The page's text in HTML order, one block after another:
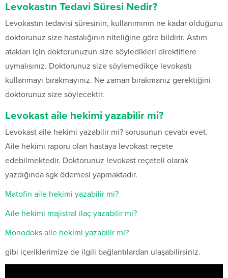
Levokastın Tedavi Süresi Nedir?
Levokastın tedavisi süresinin, kullanımının ne kadar olduğunu
doktorunuz size hastalığının niteliğine göre bildirir. Astım
atakları için doktorunuzun size söyledikleri direktiflere
uymalısınız. Doktorunuz size söylemedikçe levokastı
kullanmayı bırakmayınız. Ne zaman bırakmanız gerektiğini
doktorunuz size söylecektir.
Levokast aile hekimi yazabilir mi?
Levokast aile hekimi yazabilir mi? sorusunun cevabı evet.
Aile hekimi raporu olan hastaya levokast reçete
edebilmektedir. Doktorunuz levokast reçeteli olarak
yazdığında sgk ödemesi yapmaktadır.
Matofin aile hekimi yazabilir mi?
Aile hekimi majistral ilaç yazabilir mi?
Monodoks aile hekimi yazabilir mi?
gibi içeriklerimize de ilgili bağlantılardan ulaşabilirsiniz.